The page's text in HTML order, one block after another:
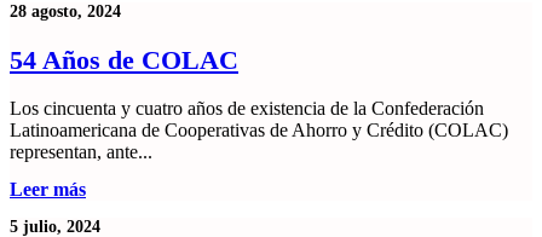
28 agosto, 2024
54 Años de COLAC
Los cincuenta y cuatro años de existencia de la Confederación
Latinoamericana de Cooperativas de Ahorro y Crédito (COLAC)
representan, ante...
Leer más
5 julio, 2024